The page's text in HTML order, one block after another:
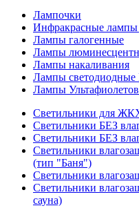
Лампочки
Инфракрасные лампы
Лампы галогенные
Лампы
Лампы накаливания
Лампы светодиодные
Лампы
Светильники для
Светильники БЕЗ
Светильники БЕЗ
Светильники
(тип "Баня")
Светильники
Светильники
сауна)